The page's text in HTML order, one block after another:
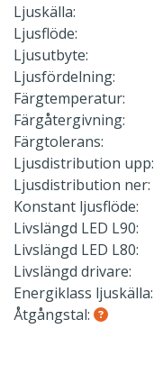
Ljuskälla:
Ljusflöde:
Ljusutbyte:
Ljusfördelning:
Färgtemperatur:
Färgåtergivning:
Färgtolerans:
Ljusdistribution upp:
Ljusdistribution ner:
Konstant ljusflöde:
Livslängd LED L90:
Livslängd LED L80:
Livslängd drivare:
Energiklass ljuskälla:
Åtgångstal: